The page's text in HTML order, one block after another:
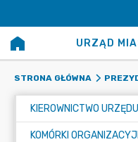
URZĄD
STRONA GŁÓWNA
KIEROWNICTWO URZĘDU
KOMÓRKI